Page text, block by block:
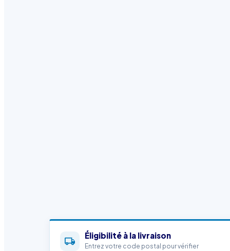
Éligibilité à la livraison
Entrez votre code postal pour vérifier